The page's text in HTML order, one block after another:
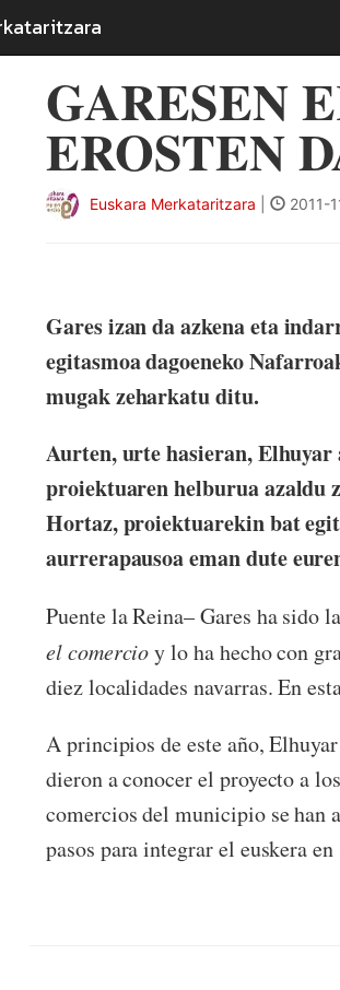
GARESEN
EROSTEN
Euskara Merkataritzara 2011-
Gares izan da azkena eta
egitasmoa dagoeneko
mugak zeharkatu ditu.
Aurten, urte hasieran,
proiektuaren helburua azaldu
Hortaz, proiektuarekin bat
aurrerapausoa eman dute
Puente la Reina– Gares ha sido
el comercioy lo ha hecho con
diez localidades navarras. En
A principios de este año,
dieron a conocer el proyecto a
comercios del municipio se han
pasos para integrar el euskera